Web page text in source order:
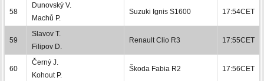
58
Dunovský V.
Machů P.
Suzuki Ignis S1600 17:54CET
59
Slavov T.
Filipov D.
Renault Clio R3 17:55CET
60
Černý J.
Kohout P.
Škoda Fabia R2 17:56CET